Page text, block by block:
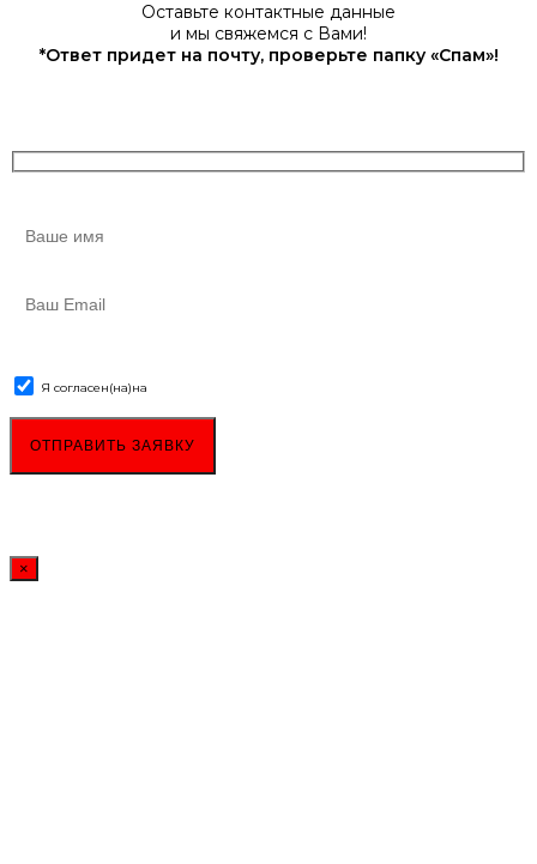
Оставьте контактные данные
и мы свяжемся с Вами!
*Ответ придет на почту, проверьте папку «Спам»!
Я согласен(на)на
×